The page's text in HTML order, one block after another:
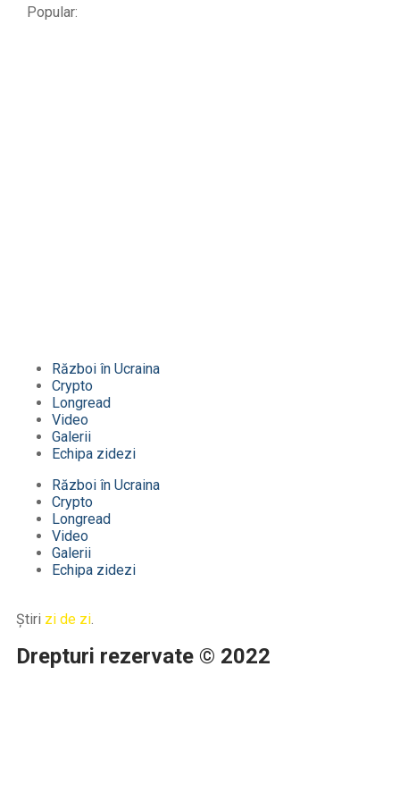
Popular:
Război în Ucraina
Crypto
Longread
Video
Galerii
Echipa zidezi
Război în Ucraina
Crypto
Longread
Video
Galerii
Echipa zidezi
Știri zi de zi.
Drepturi rezervate © 2022